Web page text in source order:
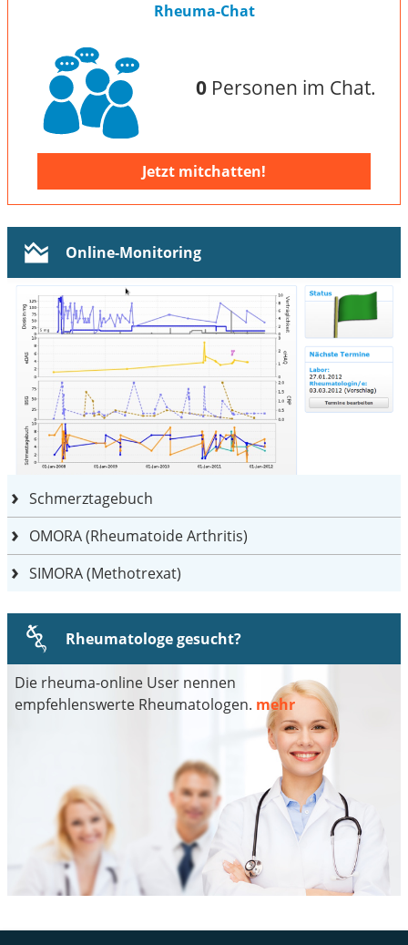
Rheuma-Chat
0Personen im Chat.
Jetzt mitchatten!
Online-Monitoring
Schmerztagebuch
OMORA (Rheumatoide Arthritis)
SIMORA (Methotrexat)
Rheumatologe gesucht?
Die rheuma-online User nennen
empfehlenswerte Rheumatologen. mehr